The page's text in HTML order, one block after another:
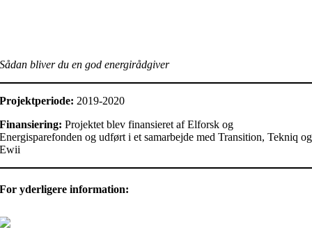
Sådan bliver du en god energirådgiver
Projektperiode: 2019-2020
Finansiering:Projektet blev finansieret af Elforsk og
Energisparefonden og udført i et samarbejde med Transition, Tekniq og
Ewii
For yderligere information: